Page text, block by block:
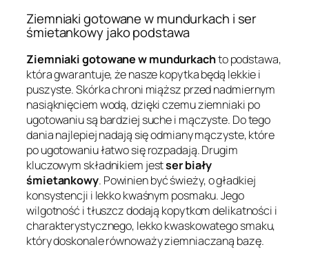
Ziemniaki gotowane w mundurkach i ser
śmietankowy jako podstawa
Ziemniaki gotowane w mundurkachto podstawa,
która gwarantuje, że nasze kopytka będą lekkie i
puszyste. Skórka chroni miąższ przed nadmiernym
nasiąknięciem wodą, dzięki czemu ziemniaki po
ugotowaniu są bardziej suche i mączyste. Do tego
dania najlepiej nadają się odmiany mączyste, które
po ugotowaniu łatwo się rozpadają. Drugim
kluczowym składnikiem jestser biały
śmietankowy. Powinien być świeży, o gładkiej
konsystencji i lekko kwaśnym posmaku. Jego
wilgotność i tłuszcz dodają kopytkom delikatności i
charakterystycznego, lekko kwaskowatego smaku,
który doskonale równoważy ziemniaczaną bazę.